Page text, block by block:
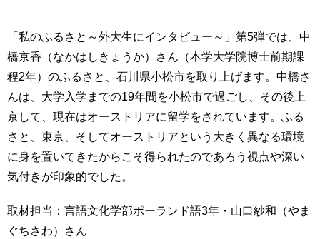
育
研
究
社
会
連
携
入
試
情
者
の
方
業
生
の
般・
地
「私のふるさと～外大生にインタビュー～」第5弾では、中
橋京香（なかはしきょうか）さん（本学大学院博士前期課
程2年）のふるさと、石川県小松市を取り上げます。中橋さ
んは、大学入学までの19年間を小松市で過ごし、その後上
京して、現在はオーストリアに留学をされています。ふる
さと、東京、そしてオーストリアという大きく異なる環境
に身を置いてきたからこそ得られたのであろう視点や深い
気付きが印象的でした。
取材担当：言語文化学部ポーランド語3年・山口紗和（やま
ぐちさわ）さん